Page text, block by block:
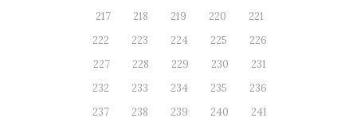
217
218 219 220
221
222
223 224 225
226
227
228 229 230
231
232
233 234 235
236
237
238 239 240
241